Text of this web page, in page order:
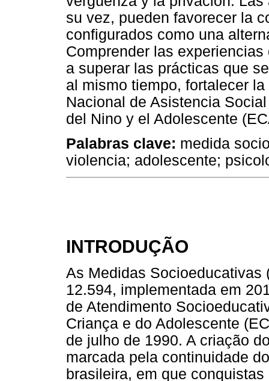
su vez, pueden favorecer la
configurados como una
Comprender las
a superar las prácticas que
al mismo tiempo, fortalecer
Nacional de Asistencia
del Nino y el Adolescente
Palabras clave: medida
violencia; adolescente;
INTRODUÇÃO
As Medidas Socioeducativas
12.594, implementada em
de Atendimento
Criança e do Adolescente
de julho de 1990. A criação
marcada pela continuidade
brasileira, em que